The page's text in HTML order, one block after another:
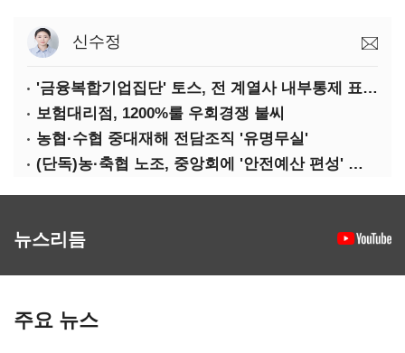
신수정
'금융복합기업집단' 토스, 전 계열사 내부통제 표준화
보험대리점, 1200%룰 우회경쟁 불씨
농협·수협 중대재해 전담조직 '유명무실'
(단독)농·축협 노조, 중앙회에 '안전예산 편성' 요구
뉴스리듬
주요 뉴스